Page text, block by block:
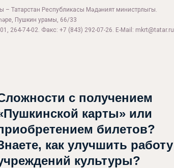
– Татарстан Республикасы Мәдәният министрлыгы.
Пушкин урамы, 66/33
264-74-02. Факс: +7 (843) 292-07-26. E-Mail: mkrt@tatar.ru
с получением
карты» или
билетов?
как улучшить работу
культуры?